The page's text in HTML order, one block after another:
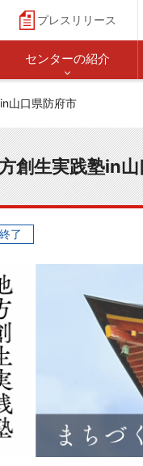
プレスリリース
センターの紹介
山口県防府市
創生実践塾in
了